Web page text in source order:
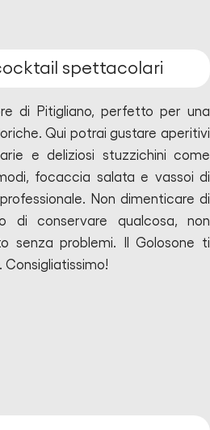
spettacolari
di Pitigliano, perfetto per una
Qui potrai gustare aperitivi
e deliziosi stuzzichini come
focaccia salata e vassoi di
Non dimenticare di
di conservare qualcosa, non
senza problemi.
Il Golosone ti